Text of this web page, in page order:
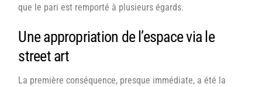
que le pari est remporté à plusieurs égards.
Une appropriation de l’espace via le
street art
La première conséquence, presque immédiate, a été la